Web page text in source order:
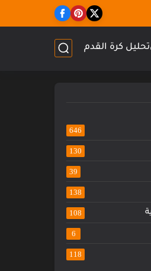
تحليل كرة القدم
646
130
39
138
108
6
118